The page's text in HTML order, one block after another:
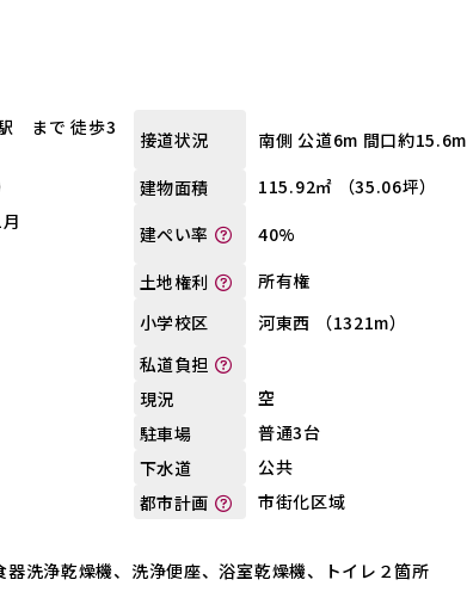
まで 徒歩3
接道状況
南側 公道6m 間口約15.6m
建物面積
115.92㎡ （35.06坪）
建ぺい率
40%
土地権利
所有権
小学校区
河東西 （1321m）
私道負担
現況
空
駐車場
普通3台
下水道
公共
都市計画
市街化区域
器洗浄乾燥機、洗浄便座、浴室乾燥機、トイレ２箇所